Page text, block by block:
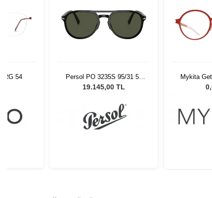
54
Persol PO 3235S 95/31 55
Unisex Güneş Gözlüğü
19.145,00 TL
Mykita